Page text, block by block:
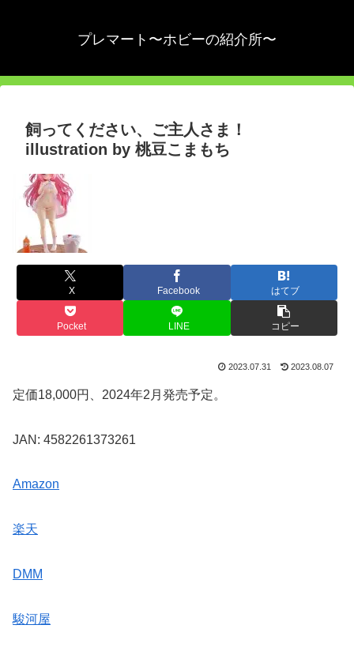
プレマート〜ホビーの紹介所〜
飼ってください、ご主人さま！
illustration by 桃豆こまもち
X Facebook はてブ
Pocket LINE コピー
2023.07.31 2023.08.07
定価18,000円、2024年2月発売予定。
JAN: 4582261373261
Amazon
楽天
DMM
駿河屋